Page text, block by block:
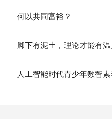
何以共同富裕？
脚下有泥土，理论才能有温
人工智能时代青少年数智